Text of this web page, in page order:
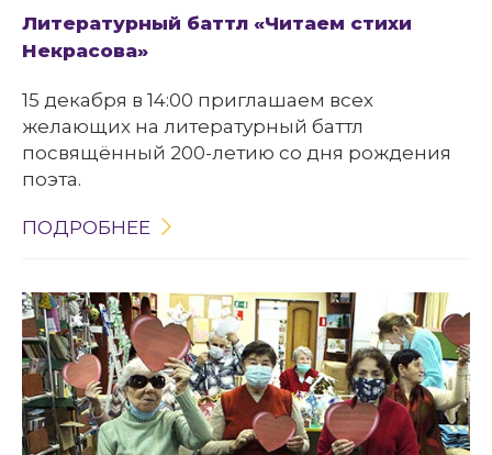
Литературный баттл «Читаем стихи
Некрасова»
15 декабря в 14:00 приглашаем всех
желающих на литературный баттл
посвящённый 200-летию со дня рождения
поэта.
ПОДРОБНЕЕ